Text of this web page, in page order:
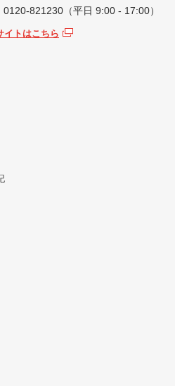
821230（平日 9:00 - 17:00）
イトはこちら